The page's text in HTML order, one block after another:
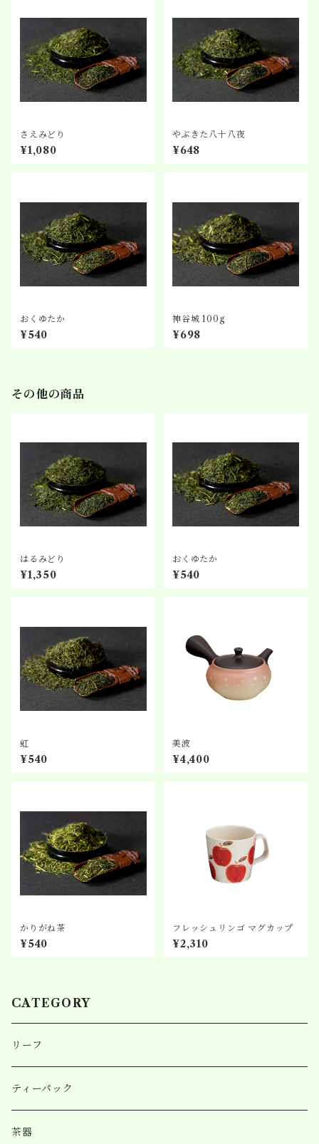
さえみどり
¥1,080
やぶきた八十八夜
¥648
おくゆたか
¥540
神谷城 100g
¥698
その他の商品
はるみどり
¥1,350
おくゆたか
¥540
虹
¥540
美波
¥4,400
かりがね茶
¥540
フレッシュリンゴ マグカップ
¥2,310
CATEGORY
リーフ
ティーパック
茶器